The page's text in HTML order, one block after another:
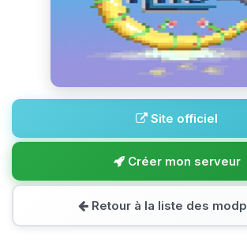
Site officiel
Créer mon serveur
Retour à la liste des